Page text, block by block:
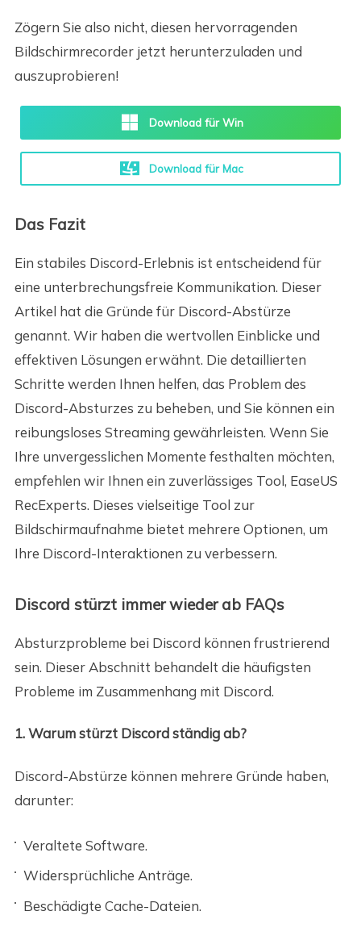
Zögern Sie also nicht, diesen hervorragenden
Bildschirmrecorder jetzt herunterzuladen und
auszuprobieren!
Download für Win
Download für Mac
Das Fazit
Ein stabiles Discord-Erlebnis ist entscheidend für
eine unterbrechungsfreie Kommunikation. Dieser
Artikel hat die Gründe für Discord-Abstürze
genannt. Wir haben die wertvollen Einblicke und
effektiven Lösungen erwähnt. Die detaillierten
Schritte werden Ihnen helfen, das Problem des
Discord-Absturzes zu beheben, und Sie können ein
reibungsloses Streaming gewährleisten. Wenn Sie
Ihre unvergesslichen Momente festhalten möchten,
empfehlen wir Ihnen ein zuverlässiges Tool, EaseUS
RecExperts. Dieses vielseitige Tool zur
Bildschirmaufnahme bietet mehrere Optionen, um
Ihre Discord-Interaktionen zu verbessern.
Discord stürzt immer wieder ab FAQs
Absturzprobleme bei Discord können frustrierend
sein. Dieser Abschnitt behandelt die häufigsten
Probleme im Zusammenhang mit Discord.
1. Warum stürzt Discord ständig ab?
Discord-Abstürze können mehrere Gründe haben,
darunter:
Veraltete Software.
Widersprüchliche Anträge.
Beschädigte Cache-Dateien.